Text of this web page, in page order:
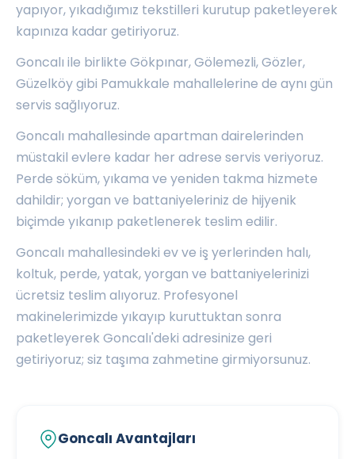
yapıyor, yıkadığımız tekstilleri kurutup paketleyerek
kapınıza kadar getiriyoruz.
Goncalı ile birlikte Gökpınar,Gölemezli,Gözler,
Güzelköygibi Pamukkale mahallelerine de aynı gün
servis sağlıyoruz.
Goncalı mahallesinde apartman dairelerinden
müstakil evlere kadar her adrese servis veriyoruz.
Perde söküm, yıkama ve yeniden takma hizmete
dahildir; yorgan ve battaniyeleriniz de hijyenik
biçimde yıkanıp paketlenerek teslim edilir.
Goncalı mahallesindeki ev ve iş yerlerinden halı,
koltuk, perde, yatak, yorgan ve battaniyelerinizi
ücretsiz teslim alıyoruz. Profesyonel
makinelerimizde yıkayıp kuruttuktan sonra
paketleyerek Goncalı'deki adresinize geri
getiriyoruz; siz taşıma zahmetine girmiyorsunuz.
Goncalı Avantajları